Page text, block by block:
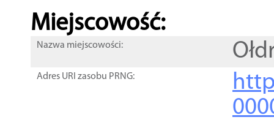
Miejscowość:
Nazwa miejscowości:
Adres URI zasobu PRNG: